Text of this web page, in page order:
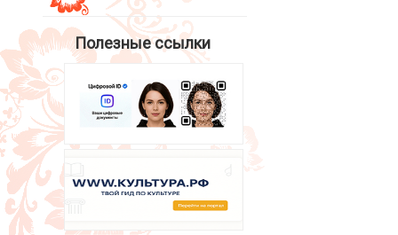
Полезные ссылки